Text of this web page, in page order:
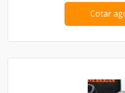
métodos, qualificando o
Cotar